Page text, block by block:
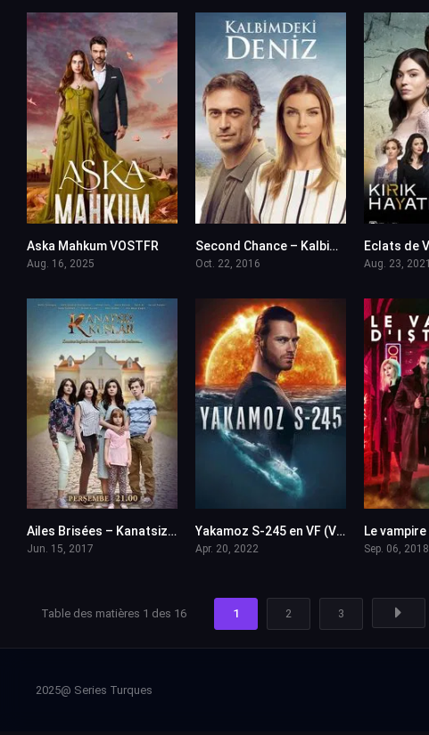
Aska Mahkum VOSTFR
Aug. 16, 2025
4
Second Chance – Kalbimdeki Deniz en VF (Voix Francaise)
Oct. 22, 2016 Aug. 23, 2021
3Ailes Brisées – Kanatsiz Kuslar en VF (Voix Francaise)
Jun. 15, 2017
6.8Yakamoz S-245 en VF (Voix Francaise)
Apr. 20, 2022 Sep. 06, 2018
Table des matières 1 des 16 1 2 3
2025@ Series Turques